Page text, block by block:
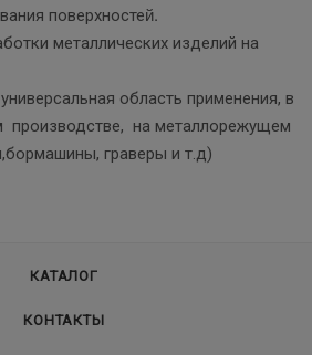
поверхностей.
металлических изделий на
область применения, в
производстве, на металлорежущем
граверы и т.д)
КАТАЛОГ
КОНТАКТЫ